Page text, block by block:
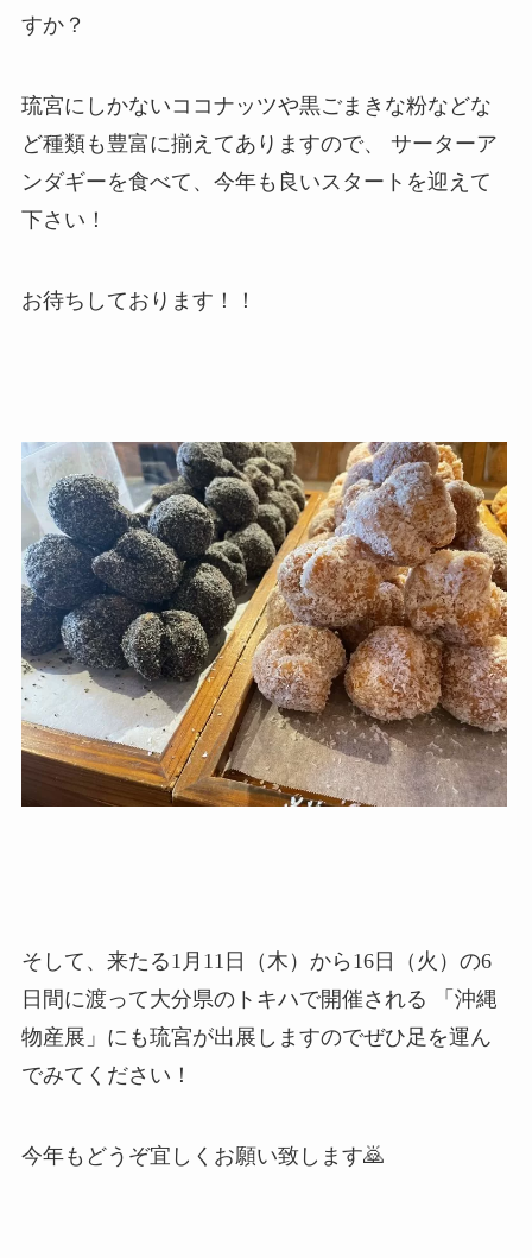
すか？
琉宮にしかないココナッツや黒ごまきな粉などな
ど種類も豊富に揃えてありますので、 サーターア
ンダギーを食べて、今年も良いスタートを迎えて
下さい！
お待ちしております！！
そして、来たる1月11日（木）から16日（火）の6
日間に渡って大分県のトキハで開催される 「沖縄
物産展」にも琉宮が出展しますのでぜひ足を運ん
でみてください！
今年もどうぞ宜しくお願い致します🙇